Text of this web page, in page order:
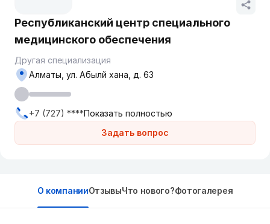
Республиканский центр специального
медицинского обеспечения
Другая специализация
Задать вопрос
Алматы, ул. Абылй хана, д. 63
+7 (727) ****Показать полностью
О компанииОтзывыЧто нового?Фотогалерея